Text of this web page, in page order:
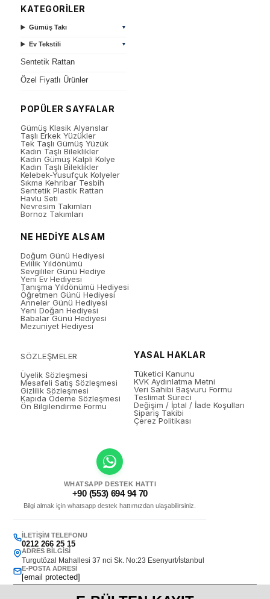
KATEGORİLER
Gümüş Takı ▼
Ev Tekstili ▼
Sentetik Rattan
Özel Fiyatlı Ürünler
POPÜLER SAYFALAR
Gümüş Klasik Alyanslar
Taşlı Erkek Yüzükler
Tek Taşlı Gümüş Yüzük
Kadın Taşlı Bileklikler
Kadın Gümüş Kalpli Kolye
Kadın Taşlı Bileklikler
Kelebek-Yusufçuk Kolyeler
Sıkma Kehribar Tesbih
Sentetik Plastik Rattan
Havlu Seti
Nevresim Takımları
Bornoz Takımları
NE HEDİYE ALSAM
Doğum Günü Hediyesi
Evlilik Yıldönümü
Sevgililer Günü Hediye
Yeni Ev Hediyesi
Tanışma Yıldönümü Hediyesi
Öğretmen Günü Hediyesi
Anneler Günü Hediyesi
Yeni Doğan Hediyesi
Babalar Günü Hediyesi
Mezuniyet Hediyesi
SÖZLEŞMELER
Üyelik Sözleşmesi
Mesafeli Satış Sözleşmesi
Gizlilik Sözleşmesi
Kapıda Ödeme Sözleşmesi
Ön Bilgilendirme Formu
YASAL HAKLAR
Tüketici Kanunu
KVK Aydınlatma Metni
Veri Sahibi Başvuru Formu
Teslimat Süreci
Değişim / İptal / İade Koşulları
Sipariş Takibi
Çerez Politikası
WHATSAPP DESTEK HATTI
+90 (553) 694 94 70
Bilgi almak için whatsapp destek hattımızdan ulaşabilirsiniz.
İLETIŞIM TELEFONU
0212 266 25 15
ADRES BILGISI
Turgutözal Mahallesi 37 nci Sk. No:23 Esenyurt/İstanbul
E-POSTA ADRESI
[email protected]